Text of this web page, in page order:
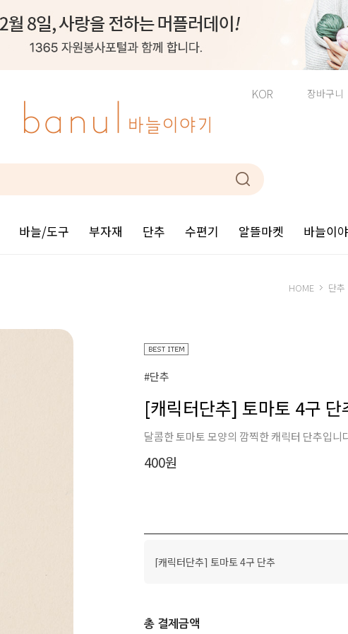
KOR 장바구니
바늘/도구 부자재 단추 수편기 알뜰마켓 바늘이
HOME 단추
#단추
[캐릭터단추] 토마토 4구 단
달콤한 토마토 모양의 깜찍한 캐릭터 단추입니
400원
[캐릭터단추] 토마토 4구 단추
총 결제금액